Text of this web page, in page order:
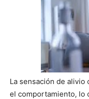
La sensación de
el comportamiento, lo